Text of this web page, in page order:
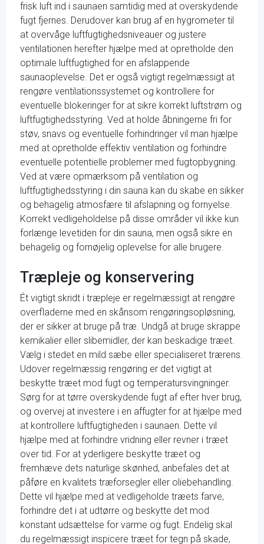
frisk luft ind i saunaen samtidig med at overskydende
fugt fjernes. Derudover kan brug af en hygrometer til
at overvåge luftfugtighedsniveauer og justere
ventilationen herefter hjælpe med at opretholde den
optimale luftfugtighed for en afslappende
saunaoplevelse. Det er også vigtigt regelmæssigt at
rengøre ventilationssystemet og kontrollere for
eventuelle blokeringer for at sikre korrekt luftstrøm og
luftfugtighedsstyring. Ved at holde åbningerne fri for
støv, snavs og eventuelle forhindringer vil man hjælpe
med at opretholde effektiv ventilation og forhindre
eventuelle potentielle problemer med fugtopbygning.
Ved at være opmærksom på ventilation og
luftfugtighedsstyring i din sauna kan du skabe en sikker
og behagelig atmosfære til afslapning og fornyelse.
Korrekt vedligeholdelse på disse områder vil ikke kun
forlænge levetiden for din sauna, men også sikre en
behagelig og fornøjelig oplevelse for alle brugere.
Træpleje og konservering
Ét vigtigt skridt i træpleje er regelmæssigt at rengøre
overfladerne med en skånsom rengøringsopløsning,
der er sikker at bruge på træ. Undgå at bruge skrappe
kemikalier eller slibemidler, der kan beskadige træet.
Vælg i stedet en mild sæbe eller specialiseret trærens.
Udover regelmæssig rengøring er det vigtigt at
beskytte træet mod fugt og temperatursvingninger.
Sørg for at tørre overskydende fugt af efter hver brug,
og overvej at investere i en affugter for at hjælpe med
at kontrollere luftfugtigheden i saunaen. Dette vil
hjælpe med at forhindre vridning eller revner i træet
over tid. For at yderligere beskytte træet og
fremhæve dets naturlige skønhed, anbefales det at
påføre en kvalitets træforsegler eller oliebehandling.
Dette vil hjælpe med at vedligeholde træets farve,
forhindre det i at udtørre og beskytte det mod
konstant udsættelse for varme og fugt. Endelig skal
du regelmæssigt inspicere træet for tegn på skade,